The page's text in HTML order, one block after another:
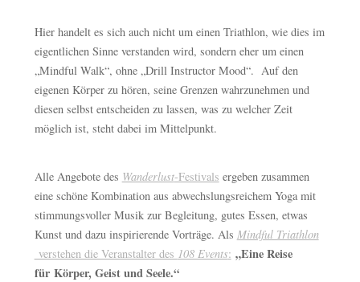
Hier handelt es sich auch nicht um einen Triathlon, wie dies im
eigentlichen Sinne verstanden wird, sondern eher um einen
„Mindful Walk“, ohne „Drill Instructor Mood“. Auf den
eigenen Körper zu hören, seine Grenzen wahrzunehmen und
diesen selbst entscheiden zu lassen, was zu welcher Zeit
möglich ist, steht dabei im Mittelpunkt.
Alle Angebote des Wanderlust-Festivals ergeben zusammen
eine schöne Kombination aus abwechslungsreichem Yoga mit
stimmungsvoller Musik zur Begleitung, gutes Essen, etwas
Kunst und dazu inspirierende Vorträge. Als Mindful Triathlon
verstehen die Veranstalter des 108 Events: „Eine Reise
für Körper, Geist und Seele.“